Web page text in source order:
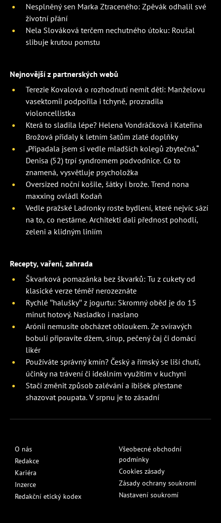
Nesplněný sen Marka Ztraceného: Zpěvák odhalil své
životní přání
Nela Slováková terčem nechutného útoku: Roušal
slibuje krutou pomstu
Nejnovější z partnerských webů
Terezie Kovalová o rozhodnutí nemít děti: Manželovu
vasektomii podpořila i tchyně, prozradila
violoncellistka
Která to sladila lépe? Helena Vondráčková i Kateřina
Brožová přidaly k letním šatům zlaté doplňky
„Připadala jsem si vedle mladších kolegů zbytečná.“
Denisa (52) trpí syndromem podvodnice. Co to
znamená, vysvětluje psycholožka
Oversized noční košile, šátky i brože. Trend nona
maxxing ovládl Kodaň
Vedle pražské Ladronky roste bydlení, které nejvíc sází
na to, co nestárne. Architekti dali přednost pohodlí,
zeleni a klidným liniím
Recepty, vaření, zahrada
Škvarková pomazánka bez škvarků: Tu z cukety od
klasické verze téměř nerozeznáte
Rychlé "halušky" z jogurtu: Skromný oběd je do 15
minut hotový. Nasladko i naslano
Arónii nemusíte obcházet obloukem. Ze svíravých
bobulí připravíte džem, sirup, pečený čaj či domácí
likér
Používáte správný kmín? Český a římský se liší chutí,
účinky na trávení či ideálním využitím v kuchyni
Stačí změnit způsob zalévání a ibišek přestane
shazovat poupata. V srpnu je to zásadní
O nás
Redakce
Kariéra
Inzerce
Redakční etický kodex
Všeobecné obchodní
podmínky
Cookies zásady
Zásady ochrany soukromí
Nastavení soukromí